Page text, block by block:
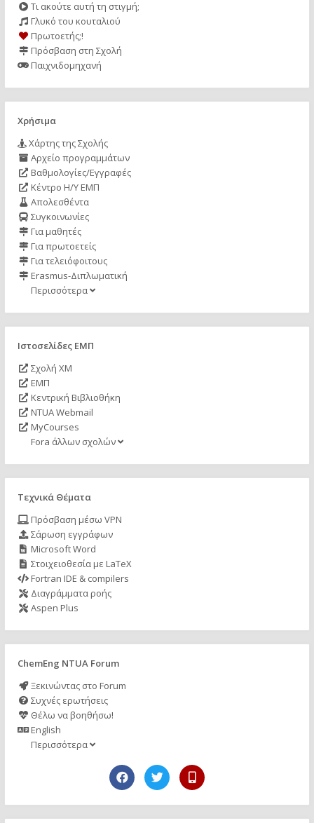
Τι ακούτε αυτή τη στιγμή;
Γλυκό του κουταλιού
Πρωτοετής;!
Πρόσβαση στη Σχολή
Παιχνιδομηχανή
Χρήσιμα
Χάρτης της Σχολής
Αρχείο προγραμμάτων
Βαθμολογίες/Εγγραφές
Κέντρο Η/Υ ΕΜΠ
Απολεσθέντα
Συγκοινωνίες
Για μαθητές
Για πρωτοετείς
Για τελειόφοιτους
Erasmus-Διπλωματική
Περισσότερα
Ιστοσελίδες ΕΜΠ
Σχολή ΧΜ
ΕΜΠ
Κεντρική Βιβλιοθήκη
NTUA Webmail
MyCourses
Fora άλλων σχολών
Τεχνικά Θέματα
Πρόσβαση μέσω VPN
Σάρωση εγγράφων
Microsoft Word
Στοιχειοθεσία με LaTeX
Fortran IDE & compilers
Διαγράμματα ροής
Aspen Plus
ChemEng NTUA Forum
Ξεκινώντας στο Forum
Συχνές ερωτήσεις
Θέλω να βοηθήσω!
English
Περισσότερα